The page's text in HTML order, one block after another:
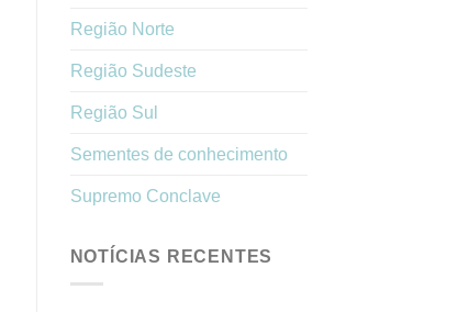
Região Norte
Região Sudeste
Região Sul
Sementes de conhecimento
Supremo Conclave
NOTÍCIAS RECENTES